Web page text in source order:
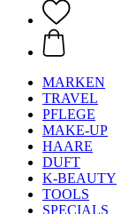
MARKEN
TRAVEL
PFLEGE
MAKE-UP
HAARE
DUFT
K-BEAUTY
TOOLS
SPECIALS